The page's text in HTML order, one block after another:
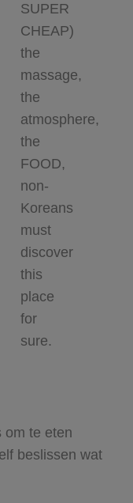
SUPER
CHEAP)
the
massage,
the
atmosphere,
the
FOOD,
non-
Koreans
must
discover
this
place
for
sure.
om te eten
beslissen wat